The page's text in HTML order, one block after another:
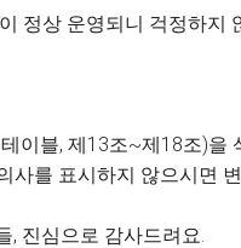
정상 운영되니 걱정하
이블, 제13조~제18조)
사를 표시하지 않으시면
, 진심으로 감사드려요.